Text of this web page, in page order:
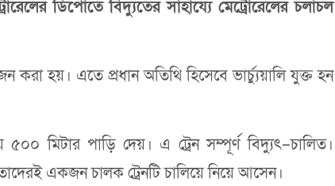
ডিপোতে বিদ্যুতের সাহায্যে মেট্রোরেলের চলাচল
হয়। এতে প্রধান অতিথি হিসেবে ভার্চ্যুয়ালি যুক্ত হন
৫০০ মিটার পাড়ি দেয়। এ ট্রেন সম্পূর্ণ বিদ্যুৎ–চালিত।
একজন চালক ট্রেনটি চালিয়ে নিয়ে আসেন।